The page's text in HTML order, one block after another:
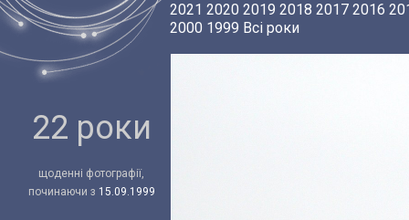
22 роки
щоденні фотографії,
починаючи з 15.09.1999
2021 2020 2019 2018 2017 2016
2000 1999 Всі роки